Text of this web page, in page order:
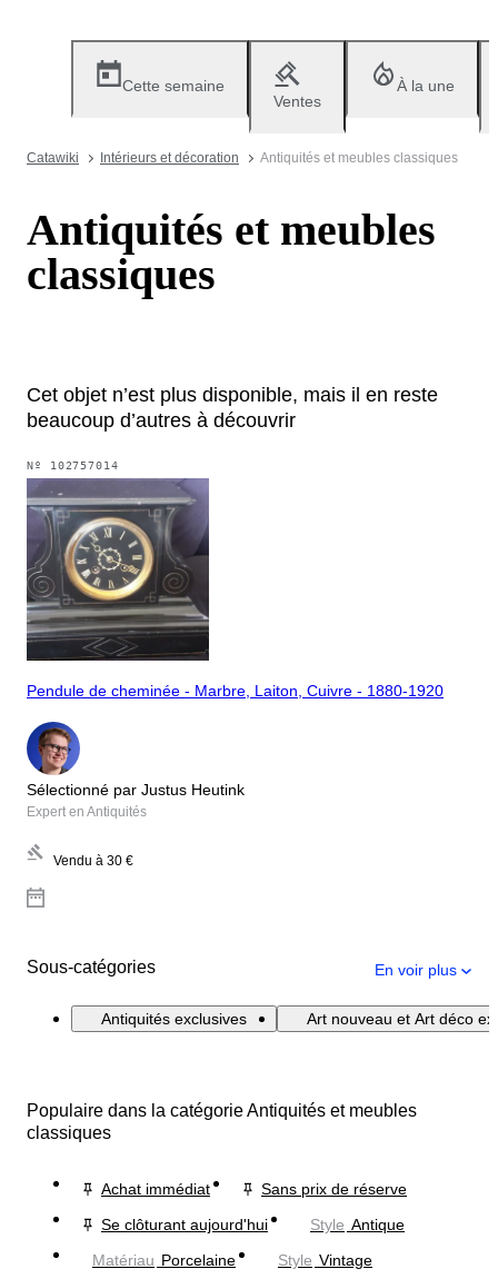
Cette semaine
Ventes
À la une
Catawiki Intérieurs et décoration Antiquités et meubles classiques
Antiquités et meubles
classiques
Cet objet n’est plus disponible, mais il en reste
beaucoup d’autres à découvrir
Nº 102757014
Pendule de cheminée - Marbre, Laiton, Cuivre - 1880-1920
Sélectionné par Justus Heutink
Expert en Antiquités
Vendu à 30 €
Sous-catégories En voir plus
Antiquités exclusives Art nouveau et Art déco
Populaire dans la catégorie Antiquités et meubles
classiques
Achat immédiat
Sans prix de réserve
Se clôturant aujourd'hui
Style Antique
Matériau Porcelaine Style Vintage